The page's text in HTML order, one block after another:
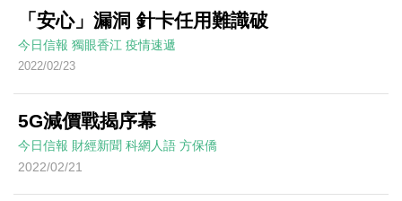
「安心」漏洞 針卡任用難識破
今日信報 獨眼香江 疫情速遞
2022/02/23
5G減價戰揭序幕
今日信報 財經新聞 科網人語 方保僑
2022/02/21